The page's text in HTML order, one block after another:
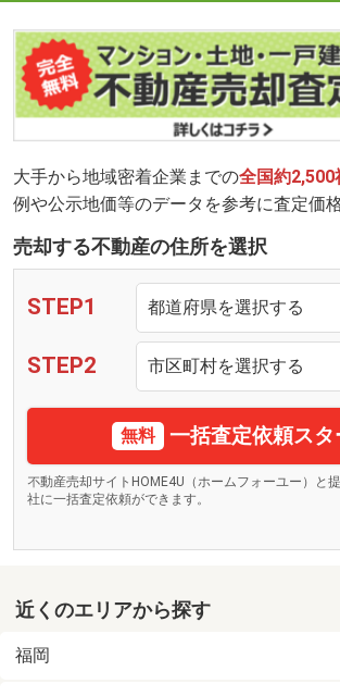
大手から地域密着企業までの全国約2,500
例や公示地価等のデータを参考に査定価
売却する不動産の住所を選択
STEP1
STEP2
無料 一括査定依頼スタ
不動産売却サイトHOME4U（ホームフォーユー）と
社に一括査定依頼ができます。
近くのエリアから探す
福岡